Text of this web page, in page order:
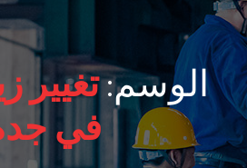
الوسم:تغيير
في